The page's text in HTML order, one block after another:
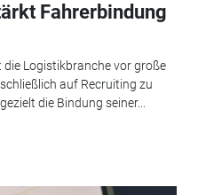
Fahrerbindung
die Logistikbranche vor große
auf Recruiting zu
die Bindung seiner...